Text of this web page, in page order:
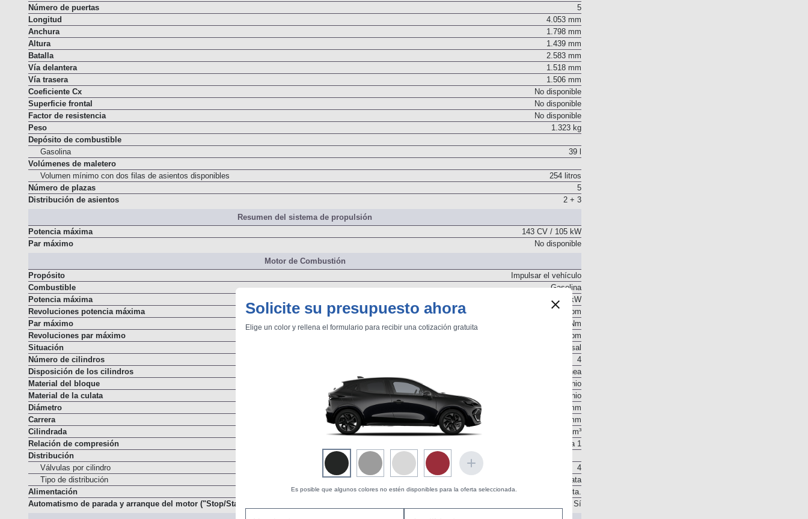
Solicite su presupuesto ahora
Elige un color y rellena el formulario para recibir una cotización gratuita
Es posible que algunos colores no estén disponibles para la oferta seleccionada.
Tipo de Carrocería
Turismo
Número de puertas
5
Longitud
4.053 mm
Anchura
1.798 mm
Altura
1.439 mm
Batalla
2.583 mm
Vía delantera
1.518 mm
Vía trasera
1.506 mm
Coeficiente Cx
No disponible
Superficie frontal
No disponible
Factor de resistencia
No disponible
Peso
Depósito de combustible
Gasolina
Volúmenes de maletero
Volumen mínimo con dos filas de asientos disponibles
254 litros
Número de plazas
5
Resumen del sistema de propulsión
Potencia máxima
143 CV / 105 kW
Motor de Combustión
Propósito
Impulsar el vehículo
Combustible
Gasolina
Potencia máxima
94 CV / 69 kW
Revoluciones potencia máxima
5.600 rpm
Par máximo
148 Nm
Revoluciones par máximo
3.600 rpm
Situación
Delantero transversal
Número de cilindros
4
Disposición de los cilindros
En línea
Material del bloque
Aluminio
Material de la culata
Aluminio
Diámetro
78 mm
Carrera
83,6 mm
Cilindrada
1.598 cm³
Relación de compresión
Distribución
Válvulas por cilindro
4
Tipo de distribución
Dos árboles de levas en la culata
Alimentación
Inyección Indirecta.